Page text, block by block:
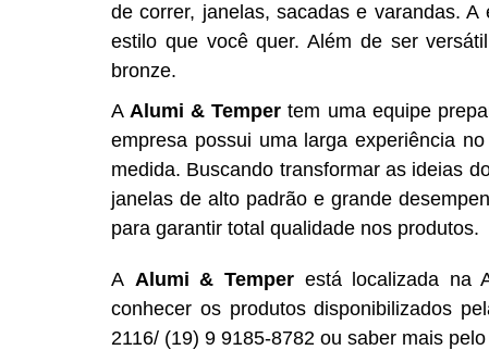
de correr, janelas, sacadas e varandas.
estilo que você quer. Além de ser
bronze.
AAlumi & Temper tem uma equipe
empresa possui uma larga experiência
medida. Buscando transformar as ideias
janelas de alto padrão e grande
para garantir total qualidade nos produtos.
A Alumi & Temper está localizada na
conhecer os produtos disponibilizados
2116/ (19) 9 9185-8782 ou saber mais pelo